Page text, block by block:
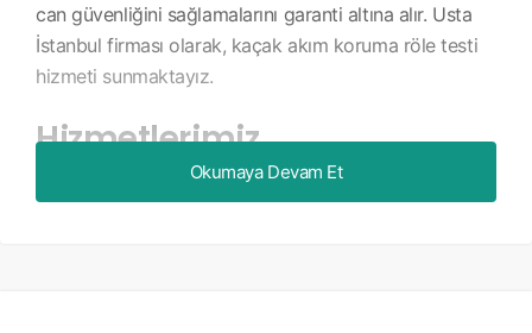
can güvenliğini sağlamalarını garanti altına alır. Usta
İstanbul firması olarak, kaçak akım koruma röle testi
hizmeti sunmaktayız.
Hizmetlerimiz
Kaçak akım koruma rölelerinin test edilmesi ve
Okumaya Devam Et